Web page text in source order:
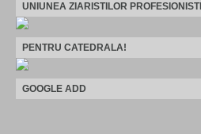
UNIUNEA ZIARISTILOR PROFESIONISTI
PENTRU CATEDRALA!
GOOGLE ADD